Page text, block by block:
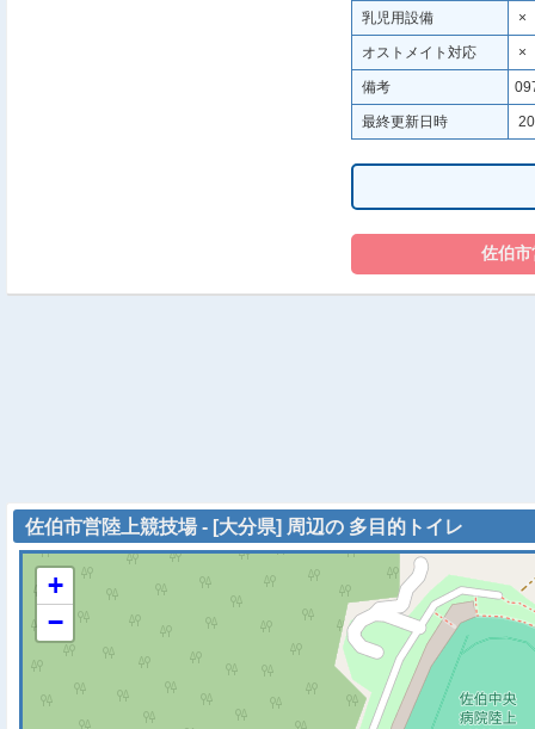
乳児用設備 ×
オストメイト対応 ×
備考
最終更新日時
佐伯市営陸上競技場 - [大分県] 周辺の 多目的トイレ
+
−